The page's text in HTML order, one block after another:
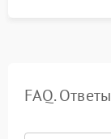
FAQ.